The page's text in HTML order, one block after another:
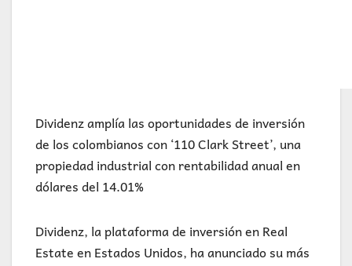
Dividenz amplía las oportunidades de inversión
de los colombianos con ‘110 Clark Street’, una
propiedad industrial con rentabilidad anual en
dólares del 14.01%
Dividenz, la plataforma de inversión en Real
Estate en Estados Unidos, ha anunciado su más